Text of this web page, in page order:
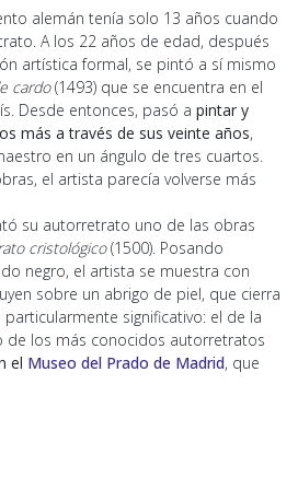
alemán tenía solo 13 años cuando
A los 22 años de edad, después
artística formal, se pintó a sí mismo
cardo(1493) que se encuentra en el
Desde entonces, pasó a pintar y
más a través de sus veinte años,
en un ángulo de tres cuartos.
el artista parecía volverse más
su autorretrato uno de las obras
cristológico(1500). Posando
negro, el artista se muestra con
sobre un abrigo de piel, que cierra
significativo: el de la
de los más conocidos autorretratos
el Museo del Prado de Madrid, que